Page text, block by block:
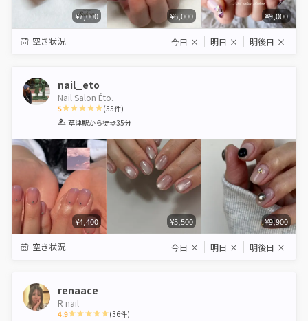
¥7,000 ¥6,000 ¥9,000
空き状況 今日 × 明日 × 明後日 ×
nail_eto
Nail Salon Éto.
5
1 2 3 4 5
(55件)
草津駅から徒歩35分
¥4,400 ¥5,500 ¥9,900
空き状況 今日 × 明日 × 明後日 ×
renaace
R nail
4.9 (36件)